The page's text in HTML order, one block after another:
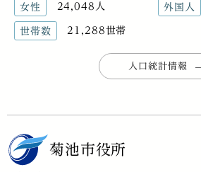
女性 24,048人 外国人
世帯数 21,288世帯
人口統計情報
菊池市役所